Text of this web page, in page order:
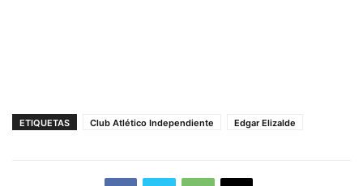
ETIQUETAS Club Atlético Independiente Edgar Elizalde